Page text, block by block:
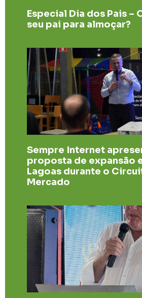
Especial Dia dos Pais –
seu pai para almoçar?
Sempre Internet
proposta de expansão
Lagoas durante o
Mercado